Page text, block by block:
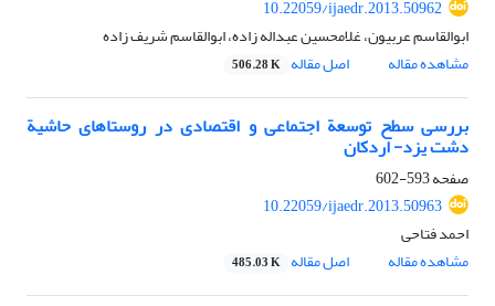
10.22059/ijaedr.2013.50962
ابوالقاسم عربیون، غلامحسین عبداله زاده، ابوالقاسم شریف زاده
مشاهده مقاله
اصل مقاله 506.28 K
بررسی سطح توسعة اجتماعی و اقتصادی در روستاهای حاشیة
دشت یزد- اردکان
صفحه593-602
10.22059/ijaedr.2013.50963
احمد فتاحی
مشاهده مقاله
اصل مقاله 485.03 K